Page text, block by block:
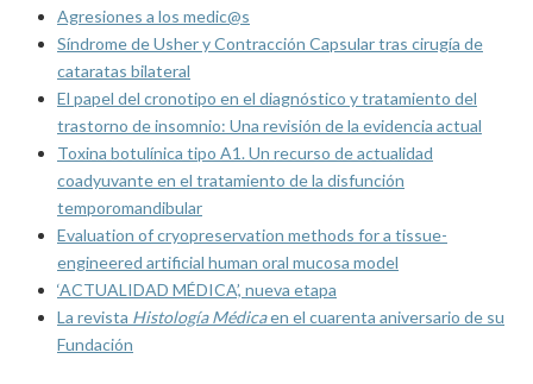
Agresiones a los medic@s
Síndrome de Usher y Contracción Capsular tras cirugía de
cataratas bilateral
El papel del cronotipo en el diagnóstico y tratamiento del
trastorno de insomnio: Una revisión de la evidencia actual
Toxina botulínica tipo A1. Un recurso de actualidad
coadyuvante en el tratamiento de la disfunción
temporomandibular
Evaluation of cryopreservation methods for a tissue-
engineered artificial human oral mucosa model
‘ACTUALIDAD MÉDICA’, nueva etapa
La revista Histología Médicaen el cuarenta aniversario de su
Fundación